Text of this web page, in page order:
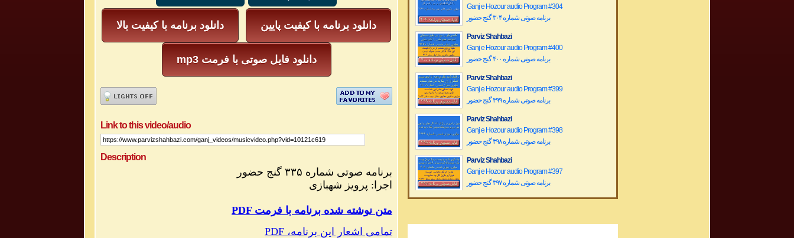
دانلود برنامه با کیفیت بالا دانلود برنامه با کیفیت پایین
mp3 دانلود فایل صوتی با فرمت
Link to this video/audio
Description
برنامه صوتی شماره ۳۳۵ گنج حضور
اجرا: پرویز شهبازی
PDF متن نوشته شده برنامه با فرمت
تمامی اشعار این برنامه، PDF
Ganj e Hozour audio Program #304
برنامه صوتی شماره ۳۰۴ گنج حضور
Parviz Shahbazi
Ganj e Hozour audio Program #400
برنامه صوتی شماره ۴۰۰ گنج حضور
Parviz Shahbazi
Ganj e Hozour audio Program #399
برنامه صوتی شماره ۳۹۹ گنج حضور
Parviz Shahbazi
Ganj e Hozour audio Program #398
برنامه صوتی شماره ۳۹۸ گنج حضور
Parviz Shahbazi
Ganj e Hozour audio Program #397
برنامه صوتی شماره ۳۹۷ گنج حضور
Parviz Shahbazi
برنامه صوتی شماره ۳۹۶ گنج حضور